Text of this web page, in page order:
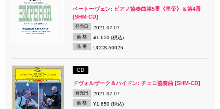
ベートーヴェン: ピアノ協奏曲第5番《皇帝》＆第4番
[SHM-CD]
発売日 2021.07.07
価 格 ¥1,650 (税込)
品 番 UCCS-50025
CD
ドヴォルザーク＆ハイドン: チェロ協奏曲 [SHM-CD]
発売日 2021.07.07
価 格 ¥1,650 (税込)